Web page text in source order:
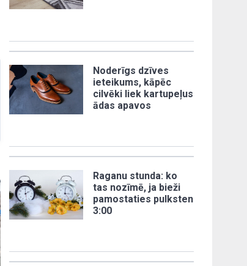
Noderīgs dzīves
ieteikums, kāpēc
cilvēki liek kartupeļus
ādas apavos
Raganu stunda: ko
tas nozīmē, ja bieži
pamostaties pulksten
3:00